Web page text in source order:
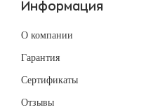
Информация
О компании
Гарантия
Сертификаты
Отзывы